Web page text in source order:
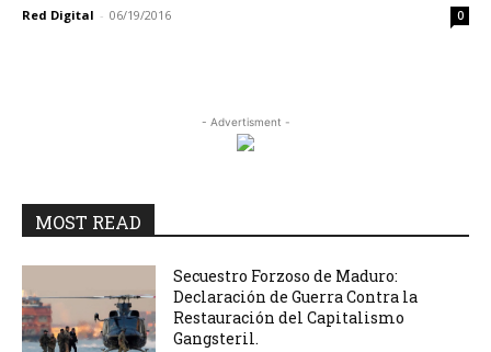
Red Digital - 06/19/2016 0
- Advertisment -
MOST READ
Secuestro Forzoso de Maduro:
Declaración de Guerra Contra la
Restauración del Capitalismo
Gangsteril.